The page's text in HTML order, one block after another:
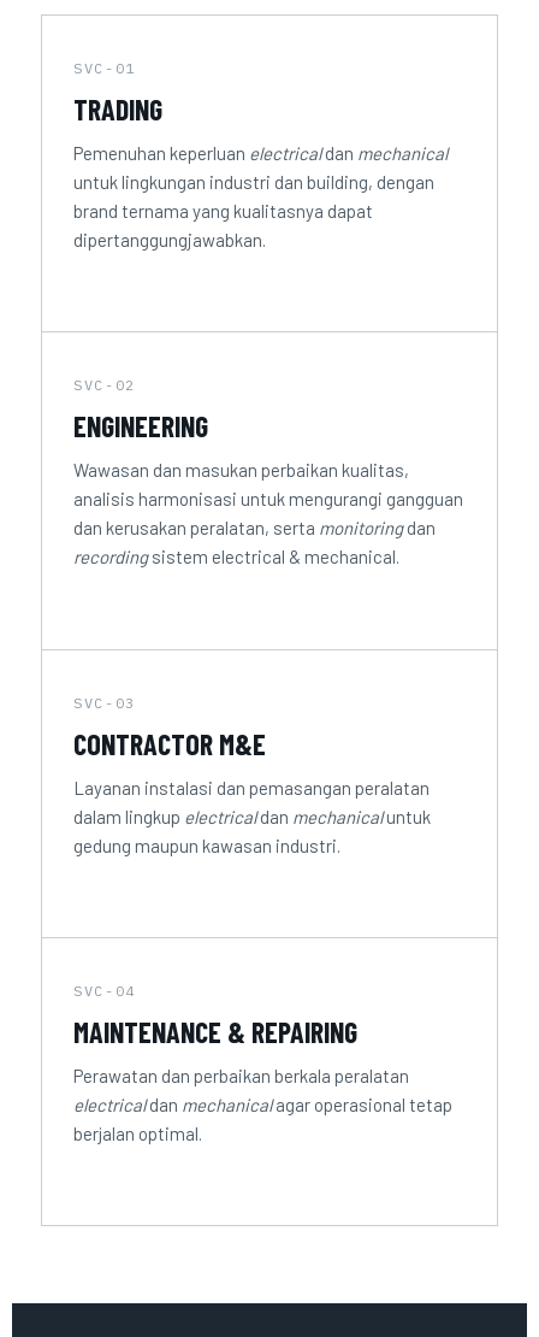
SVC-01
TRADING
Pemenuhan keperluan electricaldan mechanical
untuk lingkungan industri dan building, dengan
brand ternama yang kualitasnya dapat
dipertanggungjawabkan.
SVC-02
ENGINEERING
Wawasan dan masukan perbaikan kualitas,
analisis harmonisasi untuk mengurangi gangguan
dan kerusakan peralatan, serta monitoringdan
recordingsistem electrical & mechanical.
SVC-03
CONTRACTOR M&E
Layanan instalasi dan pemasangan peralatan
dalam lingkup electricaldan mechanicaluntuk
gedung maupun kawasan industri.
SVC-04
MAINTENANCE & REPAIRING
Perawatan dan perbaikan berkala peralatan
electricaldan mechanicalagar operasional tetap
berjalan optimal.